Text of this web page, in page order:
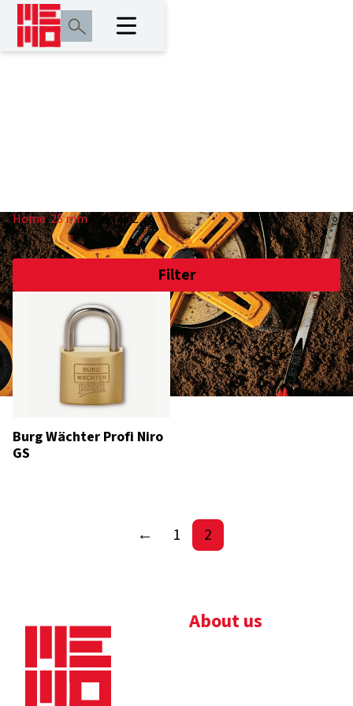
Home/25 mm/ Pagina 2
Filter
Burg Wächter Profi Niro
GS
← 1 2
About us